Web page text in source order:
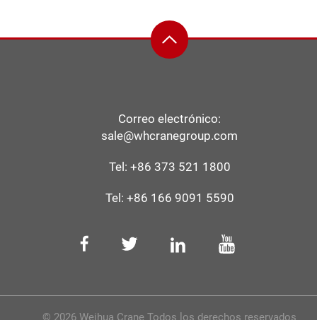
Correo electrónico:
sale@whcranegroup.com
Tel: +86 373 521 1800
Tel: +86 166 9091 5590
© 2026 Weihua Crane Todos los derechos reservados